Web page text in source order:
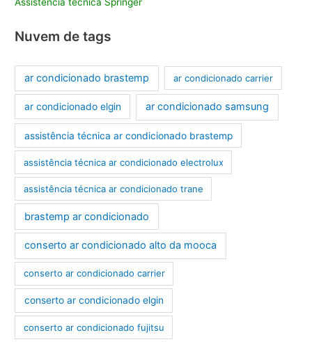
Assistência técnica Springer
Nuvem de tags
ar condicionado brastemp ar condicionado carrier
ar condicionado elgin ar condicionado samsung
assistência técnica ar condicionado brastemp
assistência técnica ar condicionado electrolux
assistência técnica ar condicionado trane
brastemp ar condicionado
conserto ar condicionado alto da mooca
conserto ar condicionado carrier
conserto ar condicionado elgin
conserto ar condicionado fujitsu